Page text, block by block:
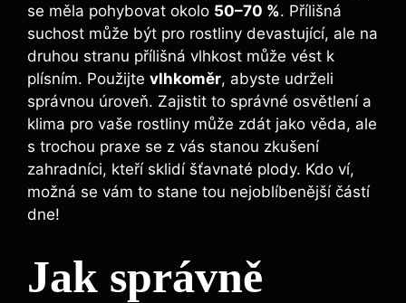
se měla pohybovat okolo 50–70 %. Přílišná
suchost může být pro rostliny devastující, ale na
druhou stranu přílišná vlhkost může vést k
plísním. Použijte vlhkoměr, abyste udrželi
správnou úroveň. Zajistit to správné osvětlení a
klima pro vaše rostliny může zdát jako věda, ale
s trochou praxe se z vás stanou zkušení
zahradníci, kteří sklidí šťavnaté plody. Kdo ví,
možná se vám to stane tou nejoblíbenější částí
dne!
Jak správně